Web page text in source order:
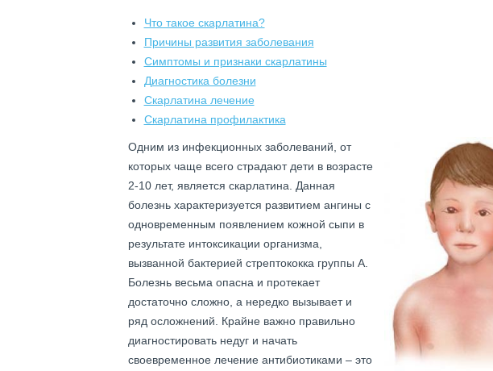
Что такое скарлатина?
Причины развития заболевания
Симптомы и признаки скарлатины
Диагностика болезни
Скарлатина лечение
Скарлатина профилактика
Одним из инфекционных заболеваний, от
которых чаще всего страдают дети в возрасте
2-10 лет, является скарлатина. Данная
болезнь характеризуется развитием ангины с
одновременным появлением кожной сыпи в
результате интоксикации организма,
вызванной бактерией стрептококка группы А.
Болезнь весьма опасна и протекает
достаточно сложно, а нередко вызывает и
ряд осложнений. Крайне важно правильно
диагностировать недуг и начать
своевременное лечение антибиотиками – это